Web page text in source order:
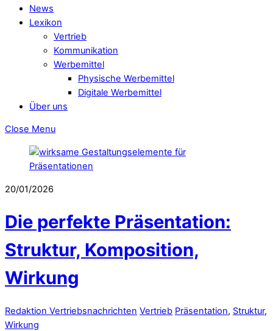
News
Lexikon
Vertrieb
Kommunikation
Werbemittel
Physische Werbemittel
Digitale Werbemittel
Über uns
Close Menu
20/01/2026
Die perfekte Präsentation:
Struktur, Komposition,
Wirkung
Redaktion Vertriebsnachrichten Vertrieb Präsentation, Struktur,
Wirkung